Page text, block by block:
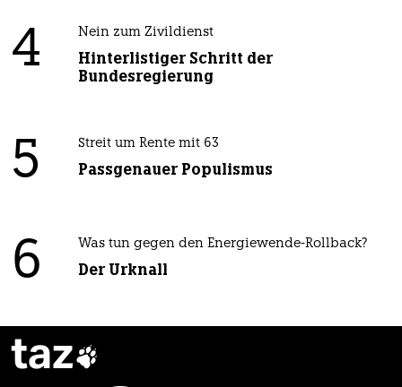
4 Nein zum Zivildienst
Hinterlistiger Schritt der
Bundesregierung
5 Streit um Rente mit 63
Passgenauer Populismus
6 Was tun gegen den Energiewende-Rollback?
Der Urknall
taz